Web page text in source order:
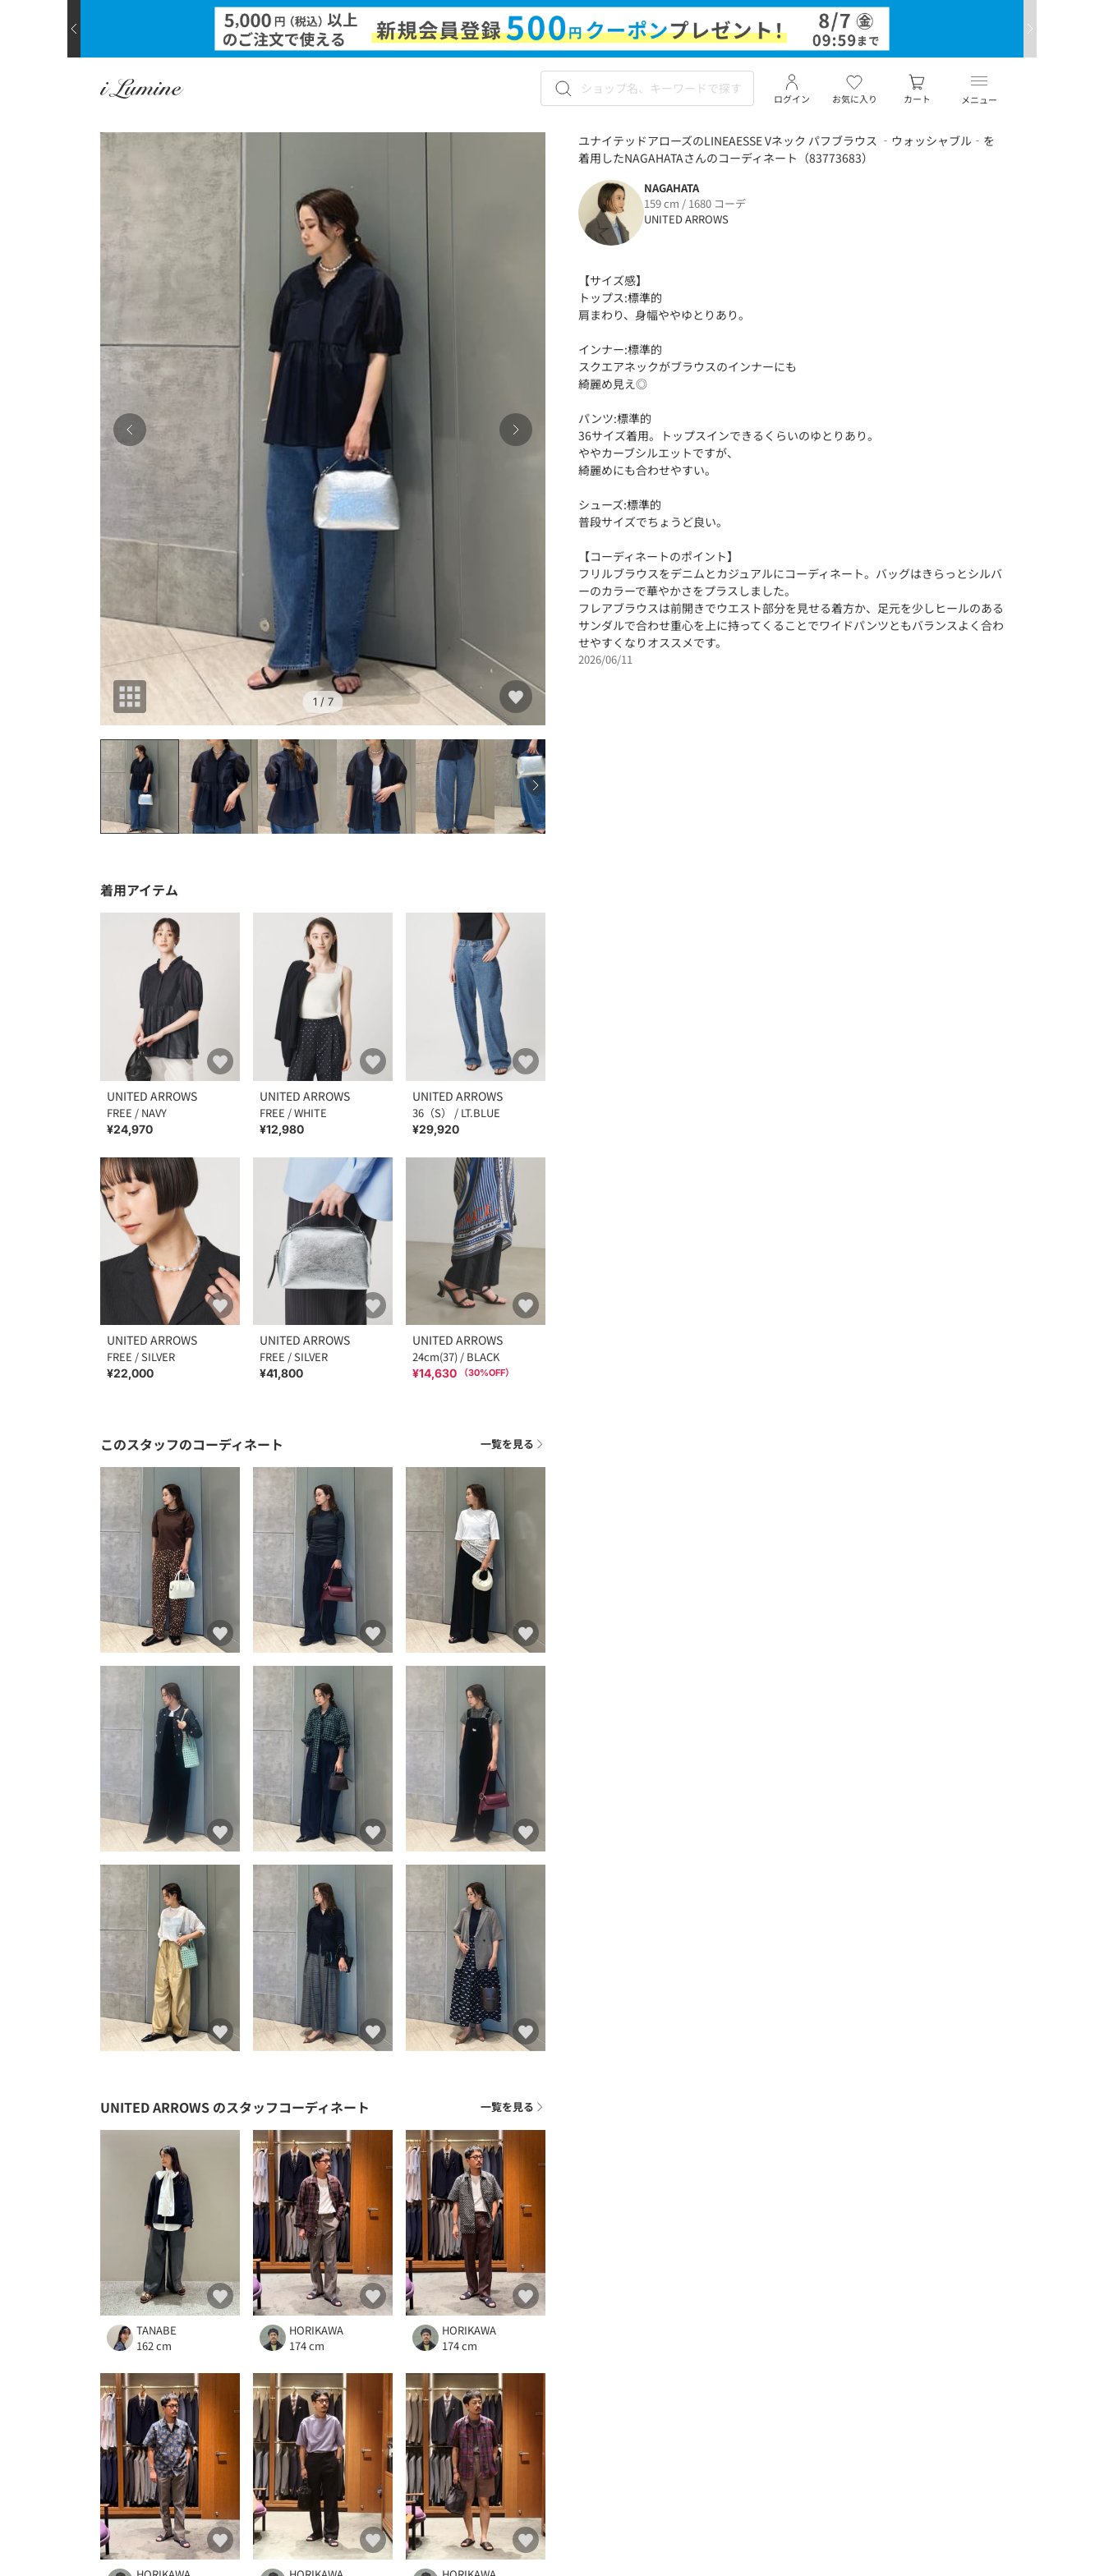
メニュー
お気に入り
ログイン カート
1 / 7
ユナイテッドアローズのLINEAESSE Vネック パフブラウス ‐ウォッシャブル‐を
着用したNAGAHATAさんのコーディネート（83773683）
NAGAHATA
159 cm / 1680 コーデ
UNITED ARROWS
【サイズ感】
トップス:標準的
肩まわり、身幅ややゆとりあり。
インナー:標準的
スクエアネックがブラウスのインナーにも
綺麗め見え◎
パンツ:標準的
36サイズ着用。トップスインできるくらいのゆとりあり。
ややカーブシルエットですが、
綺麗めにも合わせやすい。
シューズ:標準的
普段サイズでちょうど良い。
【コーディネートのポイント】
フリルブラウスをデニムとカジュアルにコーディネート。バッグはきらっとシルバ
ーのカラーで華やかさをプラスしました。
フレアブラウスは前開きでウエスト部分を見せる着方か、足元を少しヒールのある
サンダルで合わせ重心を上に持ってくることでワイドパンツともバランスよく合わ
せやすくなりオススメです。
2026/06/11
着用アイテム
UNITED ARROWS
FREE / NAVY
¥24,970
UNITED ARROWS
FREE / WHITE
¥12,980
UNITED ARROWS
36（S） / LT.BLUE
¥29,920
UNITED ARROWS
FREE / SILVER
¥22,000
UNITED ARROWS
FREE / SILVER
¥41,800
UNITED ARROWS
24cm(37) / BLACK
¥14,630 （30%OFF）
このスタッフのコーディネート 一覧を見る
UNITED ARROWS のスタッフコーディネート 一覧を見る
TANABE
162 cm
HORIKAWA
174 cm
HORIKAWA
174 cm